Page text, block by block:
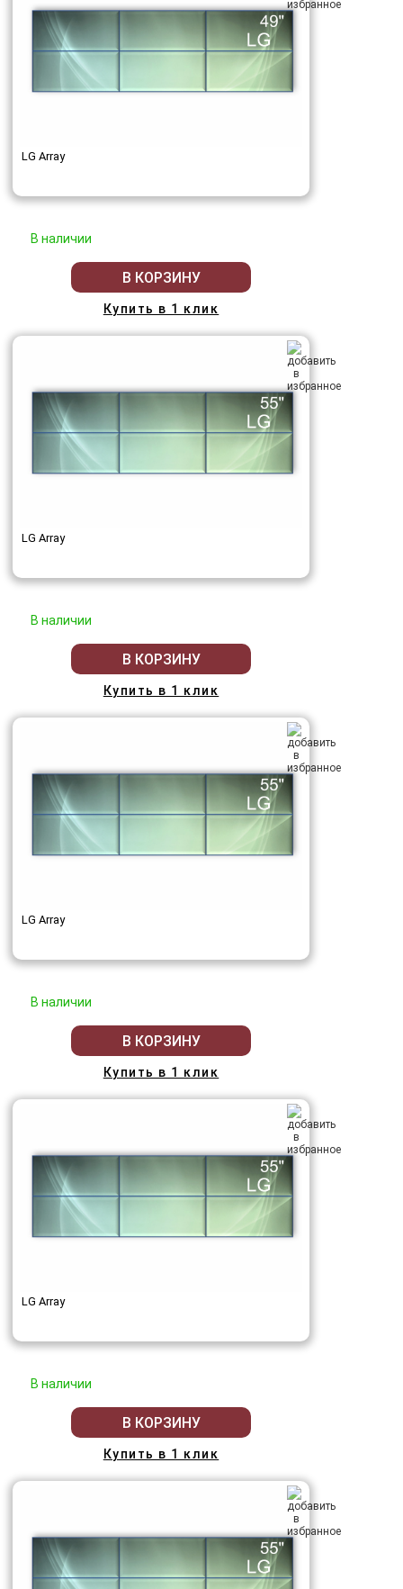
LG Array
В наличии
В КОРЗИНУ
Купить в 1 клик
LG Array
В наличии
В КОРЗИНУ
Купить в 1 клик
LG Array
В наличии
В КОРЗИНУ
Купить в 1 клик
LG Array
В наличии
В КОРЗИНУ
Купить в 1 клик